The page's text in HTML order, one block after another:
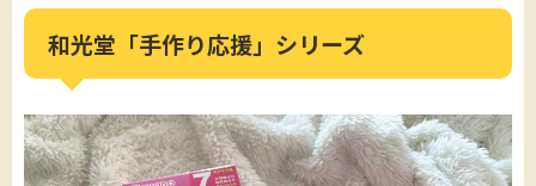
和光堂「手作り応援」シリーズ